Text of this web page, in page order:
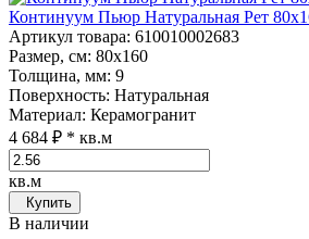
Континуум Пьюр Натуральная Рет
Артикул товара: 610010002683
Размер, см: 80x160
Толщина, мм: 9
Поверхность: Натуральная
Материал: Керамогранит
4 684 ₽ * кв.м
кв.м
Купить
В наличии